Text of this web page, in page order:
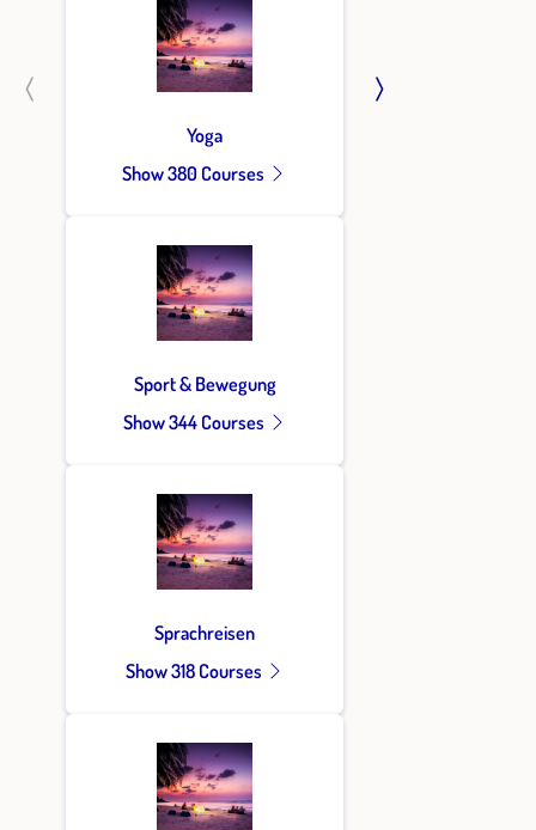
Yoga
Show 380 Courses
Sport & Bewegung
Show 344 Courses
Sprachreisen
Show 318 Courses